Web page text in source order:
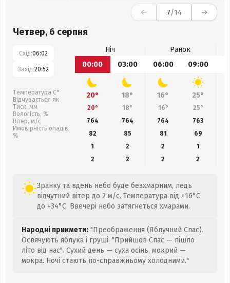
7/14
Четвер, 6 серпня
Схід:06:02
Захід:20:52
Температура С°
Відчувається як
Тиск, мм
Вологість, %
Вітер, м/с
Ймовірність опадів,
%
Ніч
Ранок
00:00
03:00 06:00 09:00
20° 18° 16° 25°
20° 18° 16° 25°
764
764 764 763
82
85 81 69
1
2 2
1
2
2 2 2
Зранку та вдень небо буде безхмарним, ледь
відчутний вітер до 2 м/с. Температура від +16°C
до +34°C. Ввечері небо затягнеться хмарами.
Народні прикмети: "Преображення (Яблучний Спас).
Освячують яблука і груші. "Прийшов Спас — пішло
літо від нас". Сухий день — суха осінь, мокрий —
мокра. Ночі стають по-справжньому холодними."